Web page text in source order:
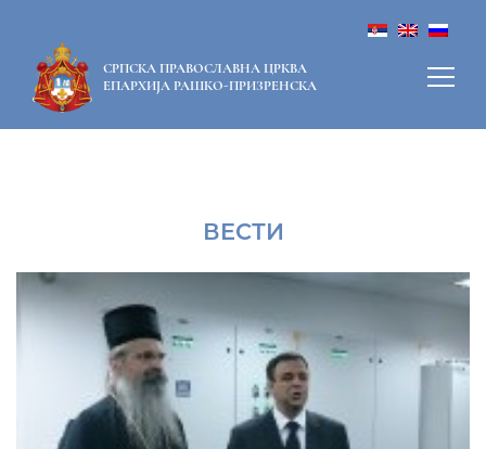
СРПСКА ПРАВОСЛАВНА ЦРКВА
ЕПАРХИЈА РАШКО-ПРИЗРЕНСКА
ВЕСТИ